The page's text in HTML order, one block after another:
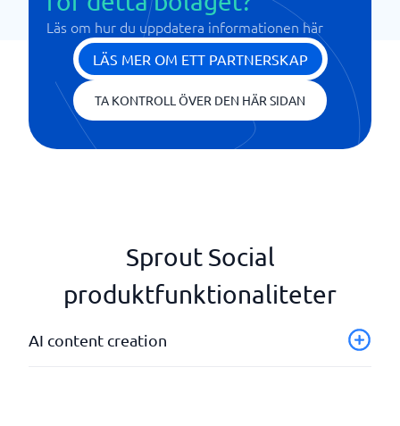
Läs om hur du uppdatera informationen här
LÄS MER OM ETT PARTNERSKAP
TA KONTROLL ÖVER DEN HÄR SIDAN
Sprout Social
produktfunktionaliteter
AI content creation